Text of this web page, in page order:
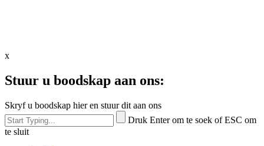
x
Stuur u boodskap aan ons:
Skryf u boodskap hier en stuur dit aan ons
Druk Enter om te soek of ESC om
te sluit